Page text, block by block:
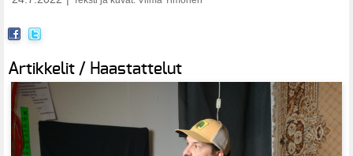
Artikkelit / Haastattelut